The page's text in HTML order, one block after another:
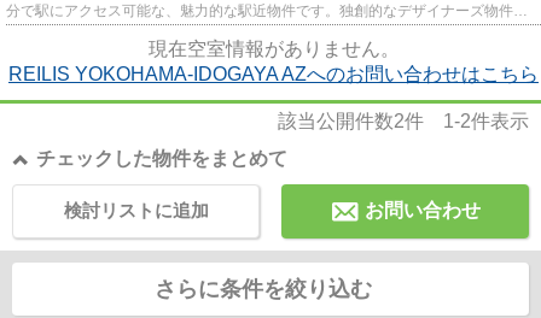
分で駅にアクセス可能な、魅力的な駅近物件です。独創的なデザイナーズ物件
現在空室情報がありません。
REILIS YOKOHAMA-IDOGAYA AZへのお問い合わせはこちら
該当公開件数2件 1-2件表示
チェックした物件をまとめて
お問い合わせ
検討リストに追加
さらに条件を絞り込む